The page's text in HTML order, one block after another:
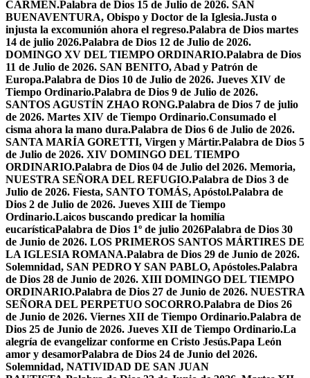
CARMEN.Palabra de Dios 15 de Julio de 2026. SAN
BUENAVENTURA, Obispo y Doctor de la Iglesia.Justa o
injusta la excomunión ahora el regreso.Palabra de Dios martes
14 de julio 2026.Palabra de Dios 12 de Julio de 2026.
DOMINGO XV DEL TIEMPO ORDINARIO.Palabra de Dios
11 de Julio de 2026. SAN BENITO, Abad y Patrón de
Europa.Palabra de Dios 10 de Julio de 2026. Jueves XIV de
Tiempo Ordinario.Palabra de Dios 9 de Julio de 2026.
SANTOS AGUSTÍN ZHAO RONG.Palabra de Dios 7 de julio
de 2026. Martes XIV de Tiempo Ordinario.Consumado el
cisma ahora la mano dura.Palabra de Dios 6 de Julio de 2026.
SANTA MARÍA GORETTI, Virgen y Mártir.Palabra de Dios 5
de Julio de 2026. XIV DOMINGO DEL TIEMPO
ORDINARIO.Palabra de Dios 04 de Julio del 2026. Memoria,
NUESTRA SEÑORA DEL REFUGIO.Palabra de Dios 3 de
Julio de 2026. Fiesta, SANTO TOMÁS, Apóstol.Palabra de
Dios 2 de Julio de 2026. Jueves XIII de Tiempo
Ordinario.Laicos buscando predicar la homilía
eucarísticaPalabra de Dios 1º de julio 2026Palabra de Dios 30
de Junio de 2026. LOS PRIMEROS SANTOS MÁRTIRES DE
LA IGLESIA ROMANA.Palabra de Dios 29 de Junio de 2026.
Solemnidad, SAN PEDRO Y SAN PABLO, Apóstoles.Palabra
de Dios 28 de Junio de 2026. XIII DOMINGO DEL TIEMPO
ORDINARIO.Palabra de Dios 27 de Junio de 2026. NUESTRA
SEÑORA DEL PERPETUO SOCORRO.Palabra de Dios 26
de Junio de 2026. Viernes XII de Tiempo Ordinario.Palabra de
Dios 25 de Junio de 2026. Jueves XII de Tiempo Ordinario.La
alegría de evangelizar conforme en Cristo Jesús.Papa León
amor y desamorPalabra de Dios 24 de Junio del 2026.
Solemnidad, NATIVIDAD DE SAN JUAN